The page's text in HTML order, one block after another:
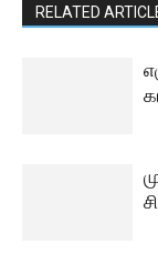
RELATED